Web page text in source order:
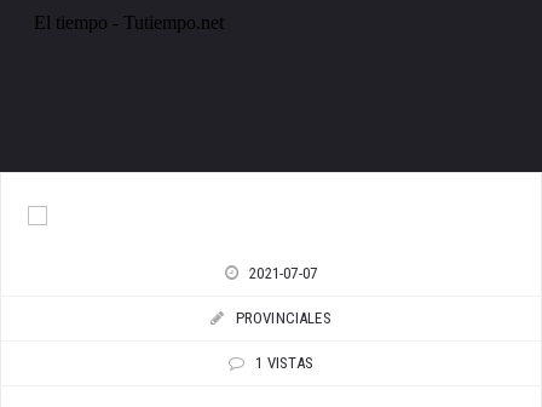
2021-07-07
PROVINCIALES
1 VISTAS